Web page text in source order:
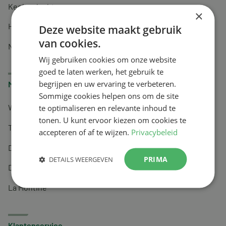
Keel en luchtwegen
Huidverzorging
Nachtrust
Merken
Wapiti
Tai-Ginseng
Dermagíq
Draisma
La Montine
×
Deze website maakt gebruik
van cookies.
Wij gebruiken cookies om onze website
goed te laten werken, het gebruik te
begrijpen en uw ervaring te verbeteren.
Sommige cookies helpen ons om de site
te optimaliseren en relevante inhoud te
tonen. U kunt ervoor kiezen om cookies te
accepteren of af te wijzen. Privacybeleid
PRIMA
DETAILS WEERGEVEN